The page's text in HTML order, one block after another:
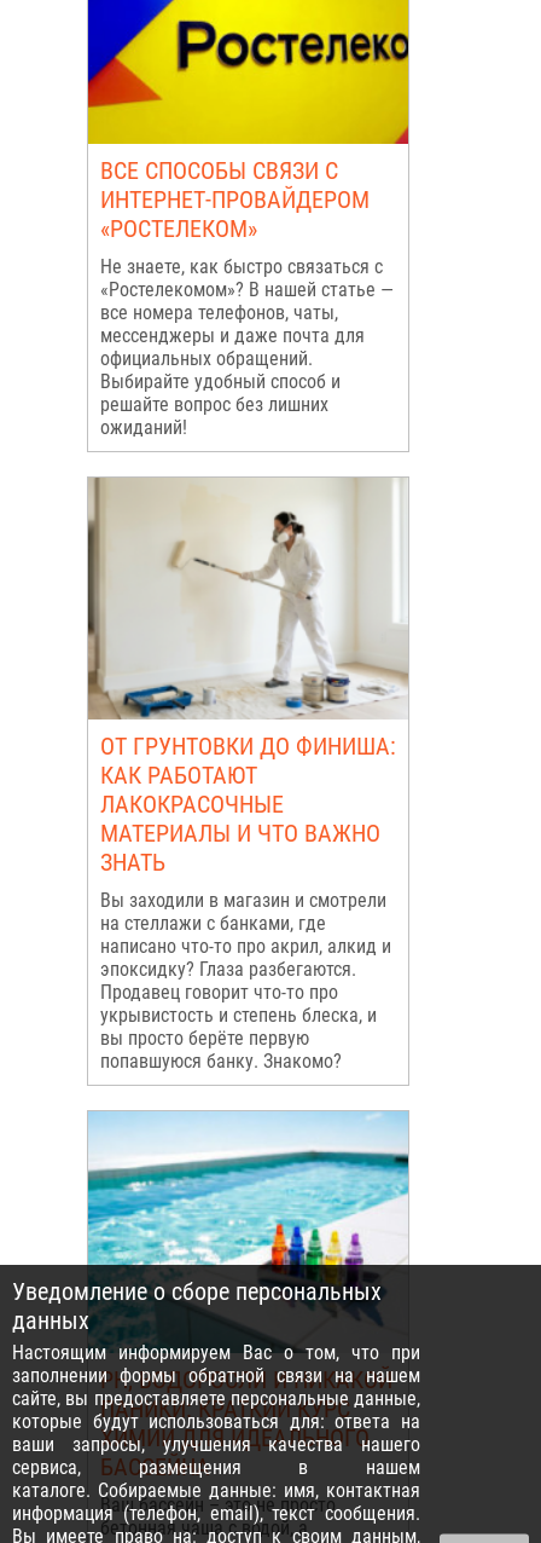
ВСЕ СПОСОБЫ СВЯЗИ С
ИНТЕРНЕТ-ПРОВАЙДЕРОМ
«РОСТЕЛЕКОМ»
Не знаете, как быстро связаться с
«Ростелекомом»? В нашей статье —
все номера телефонов, чаты,
мессенджеры и даже почта для
официальных обращений.
Выбирайте удобный способ и
решайте вопрос без лишних
ожиданий!
ОТ ГРУНТОВКИ ДО ФИНИША:
КАК РАБОТАЮТ
ЛАКОКРАСОЧНЫЕ
МАТЕРИАЛЫ И ЧТО ВАЖНО
ЗНАТЬ
Вы заходили в магазин и смотрели
на стеллажи с банками, где
написано что-то про акрил, алкид и
эпоксидку? Глаза разбегаются.
Продавец говорит что-то про
укрывистость и степень блеска, и
вы просто берёте первую
попавшуюся банку. Знакомо?
PH, ВОДОРОСЛИ И НИКАКОЙ
ПАНИКИ: КРАТКИЙ КУРС
ХИМИИ ДЛЯ ИДЕАЛЬНОГО
БАССЕЙНА
Ваш бассейн – это не просто
бетонная чаша с водой, а
Уведомление о сборе персональных
данных
Настоящим информируем Вас о том, что при
заполнении формы обратной связи на нашем
сайте, вы предоставляете персональные данные,
которые будут использоваться для: ответа на
ваши запросы, улучшения качества нашего
сервиса, размещения в нашем
каталоге. Собираемые данные: имя, контактная
информация (телефон, email), текст сообщения.
Вы имеете право на: доступ к своим данным,